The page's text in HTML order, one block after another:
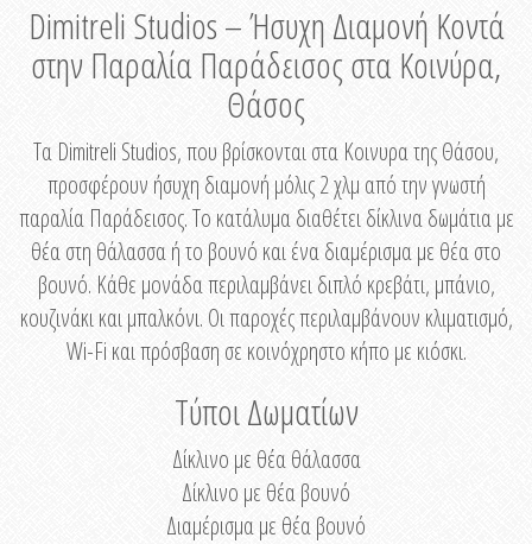
Dimitreli Studios – Ήσυχη Διαμονή Κοντά
στην Παραλία Παράδεισος στα Κοινύρα,
Θάσος
Τα Dimitreli Studios, που βρίσκονται στα Κοινυρα της Θάσου,
προσφέρουν ήσυχη διαμονή μόλις 2 χλμ από την γνωστή
παραλία Παράδεισος. Το κατάλυμα διαθέτει δίκλινα δωμάτια με
θέα στη θάλασσα ή το βουνό και ένα διαμέρισμα με θέα στο
βουνό. Κάθε μονάδα περιλαμβάνει διπλό κρεβάτι, μπάνιο,
κουζινάκι και μπαλκόνι. Οι παροχές περιλαμβάνουν κλιματισμό,
Wi-Fi και πρόσβαση σε κοινόχρηστο κήπο με κιόσκι.
Τύποι Δωματίων
Δίκλινο με θέα θάλασσα
Δίκλινο με θέα βουνό
Διαμέρισμα με θέα βουνό